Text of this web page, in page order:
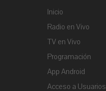
Inicio
Radio en Vivo
TV en Vivo
Programación
App Android
Acceso a Usuarios